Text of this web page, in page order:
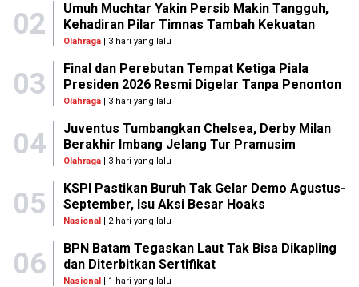
02
Umuh Muchtar Yakin Persib Makin Tangguh,
Kehadiran Pilar Timnas Tambah Kekuatan
Olahraga| 3 hari yang lalu
03
Final dan Perebutan Tempat Ketiga Piala
Presiden 2026 Resmi Digelar Tanpa Penonton
Olahraga| 3 hari yang lalu
04
Juventus Tumbangkan Chelsea, Derby Milan
Berakhir Imbang Jelang Tur Pramusim
Olahraga| 3 hari yang lalu
05
KSPI Pastikan Buruh Tak Gelar Demo Agustus-
September, Isu Aksi Besar Hoaks
Nasional| 2 hari yang lalu
06
BPN Batam Tegaskan Laut Tak Bisa Dikapling
dan Diterbitkan Sertifikat
Nasional| 1 hari yang lalu